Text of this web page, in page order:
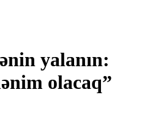
yalanın:
olacaq”